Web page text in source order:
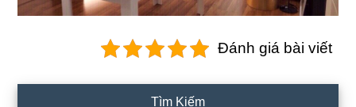
Đánh giá bài viết
Tìm Kiếm